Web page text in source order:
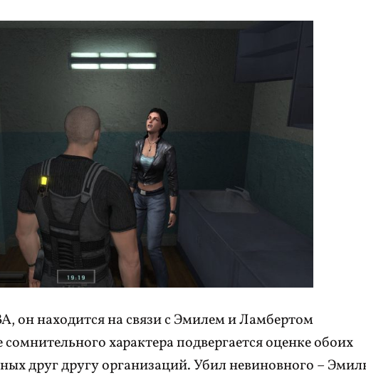
он находится на связи с Эмилем и Ламбертом
характера подвергается оценке обоих
друг другу организаций. Убил невиновного –